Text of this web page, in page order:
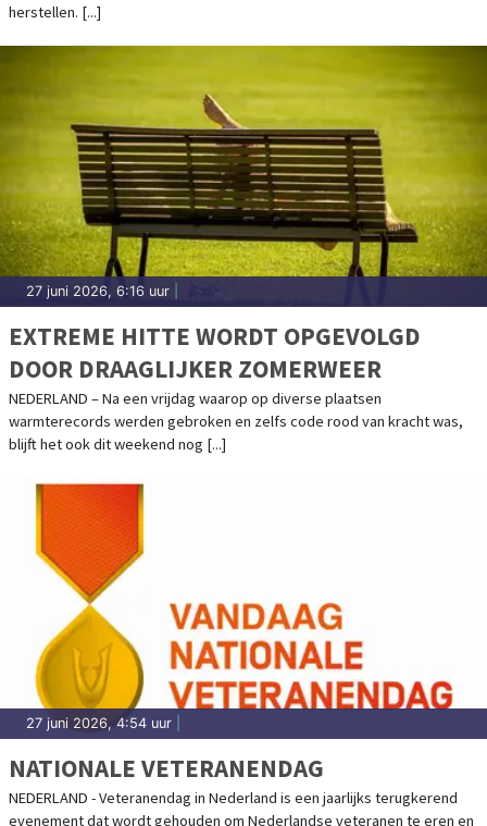
herstellen. [...]
27 juni 2026, 6:16 uur
EXTREME HITTE WORDT OPGEVOLGD
DOOR DRAAGLIJKER ZOMERWEER
NEDERLAND – Na een vrijdag waarop op diverse plaatsen
warmterecords werden gebroken en zelfs code rood van kracht was,
blijft het ook dit weekend nog [...]
27 juni 2026, 4:54 uur
NATIONALE VETERANENDAG
NEDERLAND - Veteranendag in Nederland is een jaarlijks terugkerend
evenement dat wordt gehouden om Nederlandse veteranen te eren en